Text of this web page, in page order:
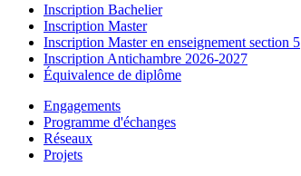
Inscription Bachelier
Inscription Master
Inscription Master en enseignement section 5
Inscription Antichambre 2026-2027
Équivalence de diplôme
Engagements
Programme d'échanges
Réseaux
Projets